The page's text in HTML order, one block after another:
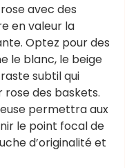
avec des
en valeur la
Optez pour des
le blanc, le beige
subtil qui
des baskets.
permettra aux
le point focal de
d’originalité et